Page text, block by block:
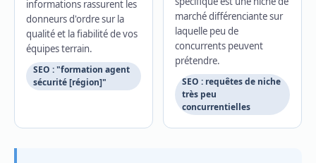
informations rassurent les
donneurs d'ordre sur la
qualité et la fiabilité de vos
équipes terrain.
SEO : "formation agent
sécurité [région]"
marché différenciante sur
laquelle peu de
concurrents peuvent
prétendre.
SEO : requêtes de niche
très peu
concurrentielles